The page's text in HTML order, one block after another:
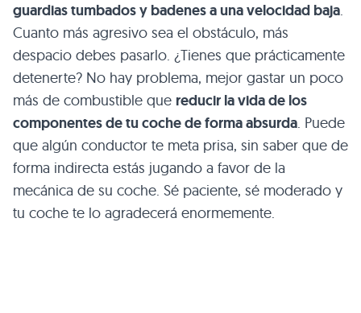
guardias tumbados y badenes a una velocidad baja.
Cuanto más agresivo sea el obstáculo, más
despacio debes pasarlo. ¿Tienes que prácticamente
detenerte? No hay problema, mejor gastar un poco
más de combustible que reducir la vida de los
componentes de tu coche de forma absurda. Puede
que algún conductor te meta prisa, sin saber que de
forma indirecta estás jugando a favor de la
mecánica de su coche. Sé paciente, sé moderado y
tu coche te lo agradecerá enormemente.